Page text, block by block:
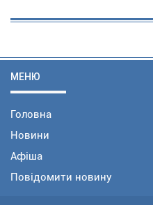
МЕНЮ
Головна
Новини
Афіша
Повідомити новину